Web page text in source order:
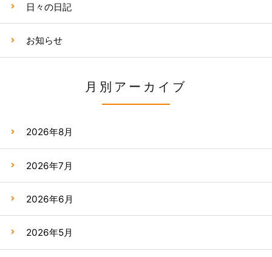
日々の日記
お知らせ
月別アーカイブ
2026年8月
2026年7月
2026年6月
2026年5月